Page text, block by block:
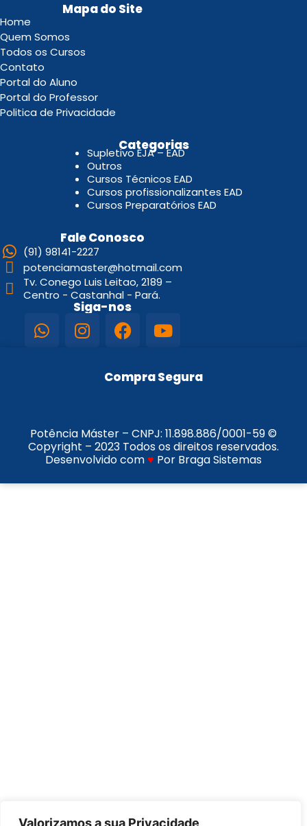
Valorizamos a sua Privacidade
Mapa do Site
Home
Quem Somos
Todos os Cursos
Contato
Portal do Aluno
Portal do Professor
Politica de Privacidade
Categorias
Supletivo EJA – EAD
Outros
Cursos Técnicos EAD
Cursos profissionalizantes EAD
Cursos Preparatórios EAD
Fale Conosco
(91) 98141-2227
potenciamaster@hotmail.com
Tv. Conego Luis Leitao, 2189 –
Centro - Castanhal - Pará.
Siga-nos
Compra Segura
Potência Máster – CNPJ: 11.898.886/0001-59©
Copyright – 2023 Todos os direitos reservados.
Desenvolvido com♥ Por Braga Sistemas